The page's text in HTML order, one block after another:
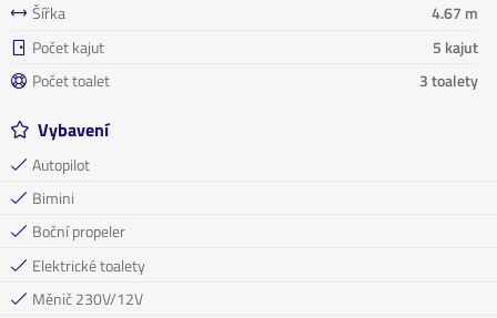
Šířka
4.67 m
Počet kajut
5 kajut
Počet toalet
3 toalety
Vybavení
Autopilot
Bimini
Boční propeler
Elektrické toalety
Měnič 230V/12V